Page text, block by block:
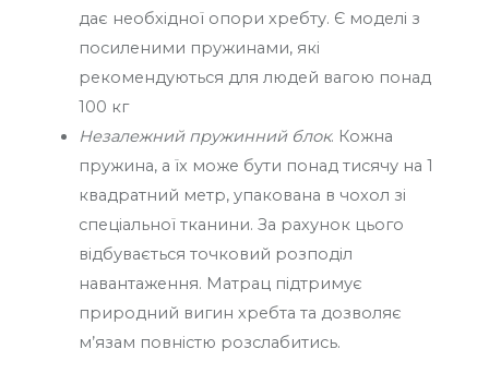
дає необхідної опори хребту. Є моделі з
посиленими пружинами, які
рекомендуються для людей вагою понад
100 кг
Незалежний пружинний блок. Кожна
пружина, а їх може бути понад тисячу на 1
квадратний метр, упакована в чохол зі
спеціальної тканини. За рахунок цього
відбувається точковий розподіл
навантаження. Матрац підтримує
природний вигин хребта та дозволяє
м’язам повністю розслабитись.